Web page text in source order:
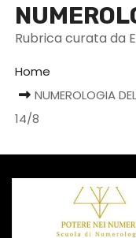
Rubrica curata da
Home
NUMEROLOGIA
14/8